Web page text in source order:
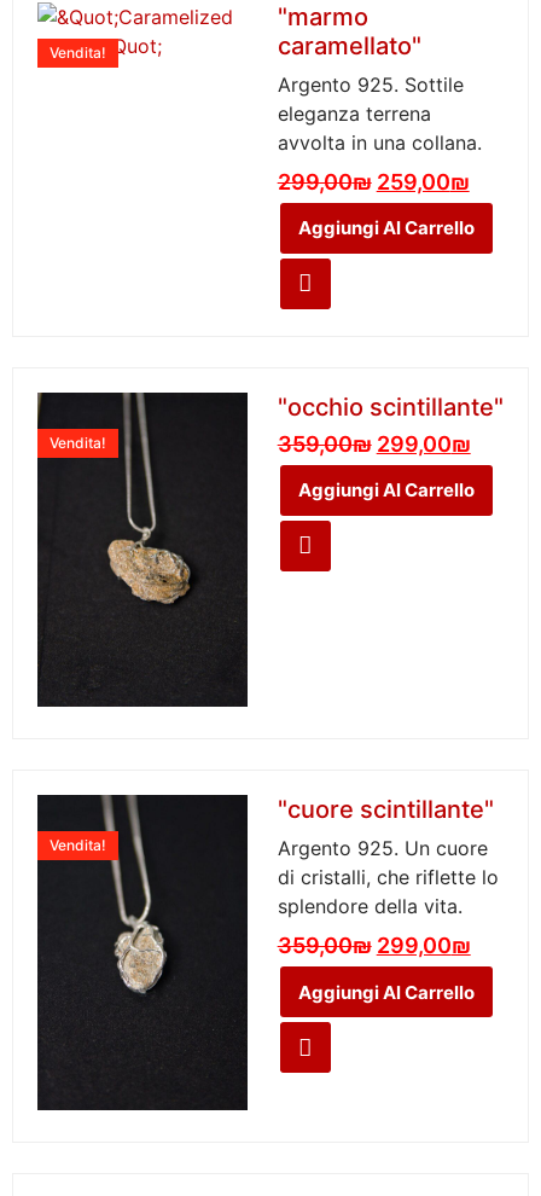
Vendita!
"marmo
caramellato"
Argento 925. Sottile
eleganza terrena
avvolta in una collana.
299,00₪ 259,00₪
Aggiungi Al Carrello
Vendita!
"occhio scintillante"
359,00₪ 299,00₪
Aggiungi Al Carrello
Vendita!
"cuore scintillante"
Argento 925. Un cuore
di cristalli, che riflette lo
splendore della vita.
359,00₪ 299,00₪
Aggiungi Al Carrello